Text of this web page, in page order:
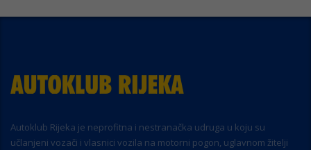
Autoklub Rijeka je neprofitna i nestranačka udruga u koju su
učlanjeni vozači i vlasnici vozila na motorni pogon, uglavnom žitelji